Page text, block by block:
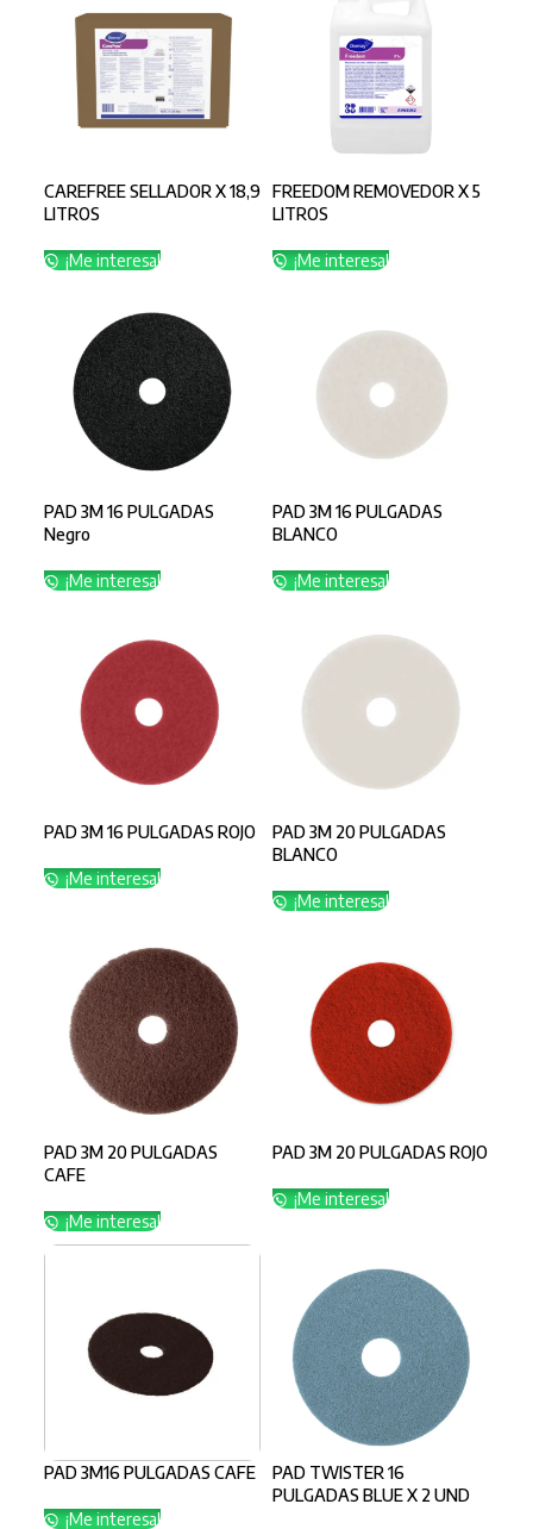
CAREFREE SELLADOR X 18,9
LITROS
¡Me interesa!
FREEDOM REMOVEDOR X 5
LITROS
¡Me interesa!
PAD 3M 16 PULGADAS
Negro
¡Me interesa!
PAD 3M 16 PULGADAS
BLANCO
¡Me interesa!
PAD 3M 16 PULGADAS ROJO
¡Me interesa!
PAD 3M 20 PULGADAS
BLANCO
¡Me interesa!
PAD 3M 20 PULGADAS
CAFE
¡Me interesa!
PAD 3M 20 PULGADAS ROJO
¡Me interesa!
PAD 3M16 PULGADAS CAFE
¡Me interesa!
PAD TWISTER 16
PULGADAS BLUE X 2 UND